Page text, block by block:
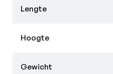
Lengte
Hoogte
Gewicht